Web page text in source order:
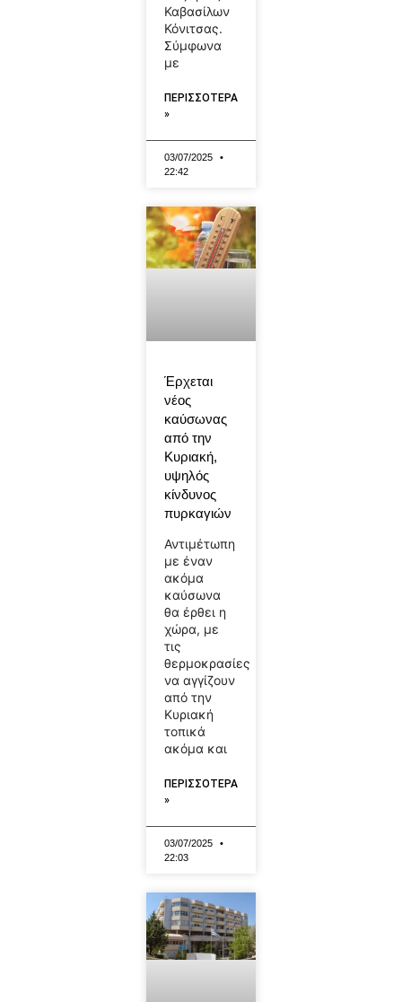
Καβασίλων
Κόνιτσας.
Σύμφωνα
με
ΠΕΡΙΣΣΟΤΕΡΑ
»
03/07/2025
22:42
Έρχεται
νέος
καύσωνας
από την
Κυριακή,
υψηλός
κίνδυνος
πυρκαγιών
Αντιμέτωπη
με έναν
ακόμα
καύσωνα
θα έρθει η
χώρα, με
τις
θερμοκρασίες
να αγγίζουν
από την
Κυριακή
τοπικά
ακόμα και
ΠΕΡΙΣΣΟΤΕΡΑ
»
03/07/2025
22:03